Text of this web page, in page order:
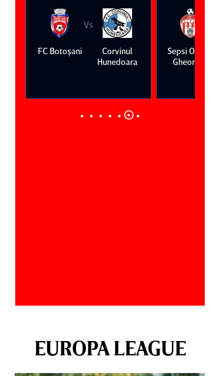
FC Botoşani
Vs
Corvinul
Hunedoara
Sepsi OSK Sf
Gheorghe
EUROPA LEAGUE